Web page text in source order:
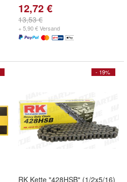
12,72 €
13,53 €
+ 5,90 € Versand
- 19%
RK Kette "428HSB" (1/2x5/16)